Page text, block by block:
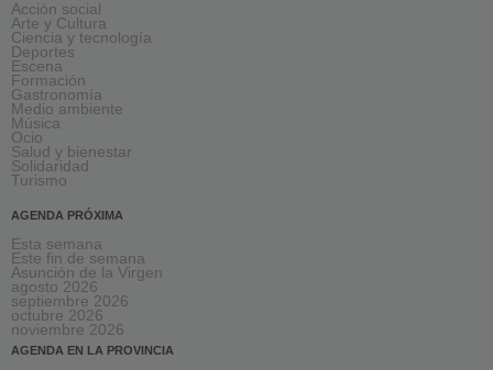
Acción social
Arte y Cultura
Ciencia y tecnología
Deportes
Escena
Formación
Gastronomía
Medio ambiente
Música
Ocio
Salud y bienestar
Solidaridad
Turismo
AGENDA PRÓXIMA
Esta semana
Este fin de semana
Asunción de la Virgen
agosto 2026
septiembre 2026
octubre 2026
noviembre 2026
AGENDA EN LA PROVINCIA